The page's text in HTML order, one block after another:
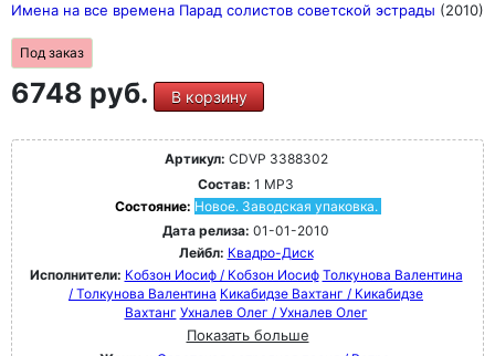
Имена на все времена Парад солистов советской эстрады (2010)
Под заказ
6748 руб. В корзину
Артикул: CDVP 3388302
Состав: 1 MP3
Состояние: Новое. Заводская упаковка.
Дата релиза: 01-01-2010
Лейбл: Квадро-Диск
Исполнители: Кобзон Иосиф / Кобзон Иосиф Толкунова Валентина
/ Толкунова Валентина Кикабидзе Вахтанг / Кикабидзе
Вахтанг Ухналев Олег / Ухналев Олег
Показать больше